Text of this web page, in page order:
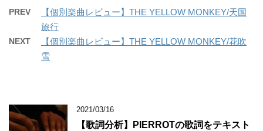
PREV
【個別楽曲レビュー】THE YELLOW MONKEY/天国
旅行
NEXT
【個別楽曲レビュー】THE YELLOW MONKEY/花吹
雪
2021/03/16
【歌詞分析】PIERROTの歌詞をテキスト